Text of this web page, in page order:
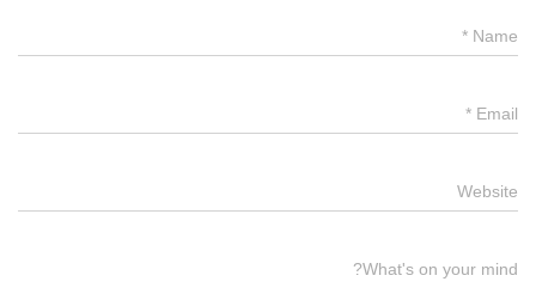
Name
*
Email
*
Website
What's on your mind?